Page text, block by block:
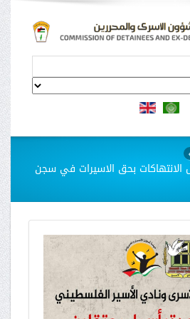
الانتهاكات بحق الاسيرات في سجن